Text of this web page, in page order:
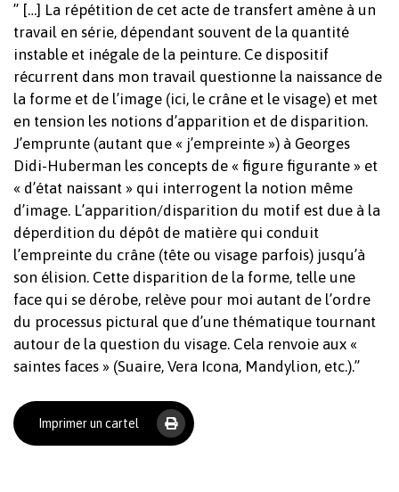
Votre panier est vide.
Revenir à l'Artotek
” […] La répétition de cet acte de transfert amène à un
travail en série, dépendant souvent de la quantité
instable et inégale de la peinture. Ce dispositif
récurrent dans mon travail questionne la naissance de
la forme et de l’image (ici, le crâne et le visage) et met
en tension les notions d’apparition et de disparition.
J’emprunte (autant que « j’empreinte ») à Georges
Didi-Huberman les concepts de « figure figurante » et
« d’état naissant » qui interrogent la notion même
d’image. L’apparition/disparition du motif est due à la
déperdition du dépôt de matière qui conduit
l’empreinte du crâne (tête ou visage parfois) jusqu’à
son élision. Cette disparition de la forme, telle une
face qui se dérobe, relève pour moi autant de l’ordre
du processus pictural que d’une thématique tournant
autour de la question du visage. Cela renvoie aux «
saintes faces » (Suaire, Vera Icona, Mandylion, etc.).”
Imprimer un cartel